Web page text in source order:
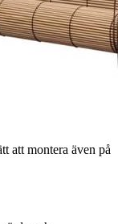
att montera även på